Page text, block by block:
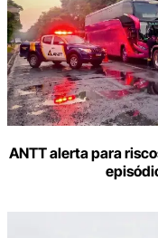
ANTT alerta para